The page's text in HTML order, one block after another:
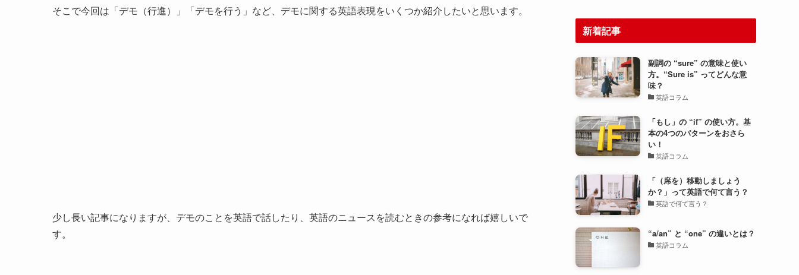
そこで今回は「デモ（行進）」「デモを行う」など、デモに関する英語表現をいくつか紹介したいと思います。
少し長い記事になりますが、デモのことを英語で話したり、英語のニュースを読むときの参考になれば嬉しいで
す。
新着記事
副詞の “sure” の意味と使い
方。“Sure is” ってどんな意
味？
英語コラム
「もし」の “if” の使い方。基
本の4つのパターンをおさら
い！
英語コラム
「（席を）移動しましょう
か？」って英語で何て言う？
英語で何て言う？
“a/an” と “one” の違いとは？
英語コラム